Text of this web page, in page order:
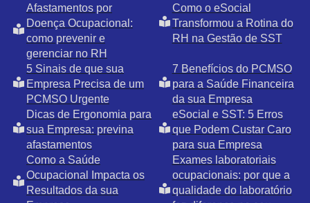
Afastamentos por
Doença Ocupacional:
como prevenir e
gerenciar no RH
Como o eSocial
Transformou a Rotina do
RH na Gestão de SST
5 Sinais de que sua
Empresa Precisa de um
PCMSO Urgente
7 Benefícios do PCMSO
para a Saúde Financeira
da sua Empresa
Dicas de Ergonomia para
sua Empresa: previna
afastamentos
eSocial e SST: 5 Erros
que Podem Custar Caro
para sua Empresa
Como a Saúde
Ocupacional Impacta os
Resultados da sua
Exames laboratoriais
ocupacionais: por que a
qualidade do laboratório